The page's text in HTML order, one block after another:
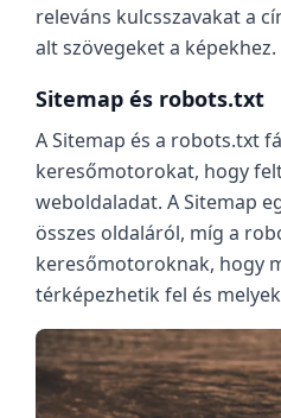
releváns kulcsszavakat a
alt szövegeket a képekhez.
Sitemap és robots.txt
A Sitemap és a robots.txt
keresőmotorokat, hogy
weboldaladat. A Sitemap
összes oldaláról, míg a
keresőmotoroknak, hogy
térképezhetik fel és